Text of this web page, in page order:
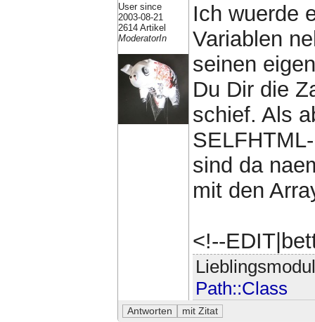
User since
2003-08-21
2614 Artikel
ModeratorIn
Ich wuerde
Variablen
seinen
Du Dir die
schief. Als
sind da
mit den
<!--
Path::Class